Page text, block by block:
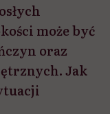
może być
oraz
Jak